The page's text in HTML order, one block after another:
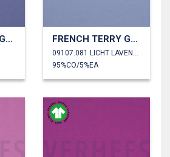
FRENCH TERRY GOTS FRENCH TERRY GOTS
09107.081 LICHT LAVENDEL
95%CO/5%EA